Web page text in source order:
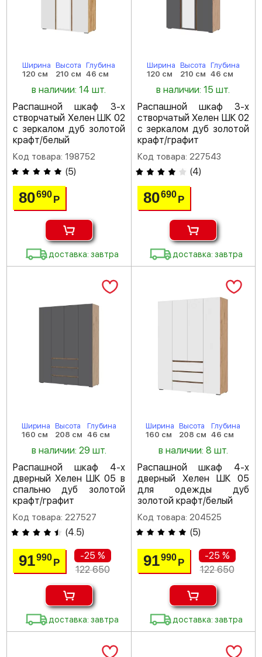
Ширина
120 см
Высота
210 см
Глубина
46 см
в наличии: 14 шт.
Распашной шкаф 3-х
створчатый Хелен ШК 02
с зеркалом дуб золотой
крафт/белый
Код товара: 198752
(5)
80690Р
доставка: завтра
Ширина
120 см
Высота
210 см
Глубина
46 см
в наличии: 15 шт.
Распашной шкаф 3-х
створчатый Хелен ШК 02
с зеркалом дуб золотой
крафт/графит
Код товара: 227543
(4)
80690 Р
доставка: завтра
Ширина
160 см
Высота
208 см
Глубина
46 см
в наличии: 29 шт.
Распашной шкаф 4-х
дверный Хелен ШК 05 в
спальню дуб золотой
крафт/графит
Код товара: 227527
(4.5)
91990Р
-25 %
122 650
доставка: завтра
Ширина
160 см
Высота
208 см
Глубина
46 см
в наличии: 8 шт.
Распашной шкаф 4-х
дверный Хелен ШК 05
для одежды дуб
золотой крафт/белый
Код товара: 204525
(5)
91990 Р
-25 %
122 650
доставка: завтра